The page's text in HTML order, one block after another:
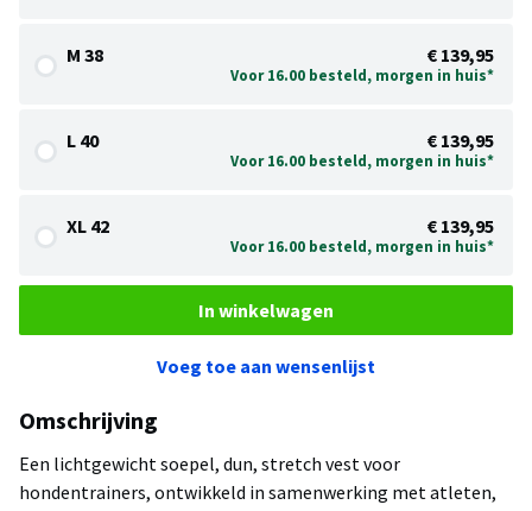
M 38 € 139,95
Voor 16.00 besteld, morgen in huis*
L 40 € 139,95
Voor 16.00 besteld, morgen in huis*
XL 42 € 139,95
Voor 16.00 besteld, morgen in huis*
In winkelwagen
Voeg toe aan wensenlijst
Omschrijving
Een lichtgewicht soepel, dun, stretch vest voor
hondentrainers, ontwikkeld in samenwerking met atleten,